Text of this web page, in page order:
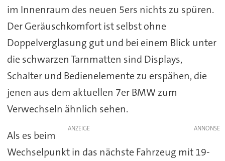
im Innenraum des neuen 5ers nichts zu spüren.
Der Geräuschkomfort ist selbst ohne
Doppelverglasung gut und bei einem Blick unter
die schwarzen Tarnmatten sind Displays,
Schalter und Bedienelemente zu erspähen, die
jenen aus dem aktuellen 7er BMW zum
Verwechseln ähnlich sehen.
ANZEIGE
Als es beim
Wechselpunkt in das nächste Fahrzeug mit 19-